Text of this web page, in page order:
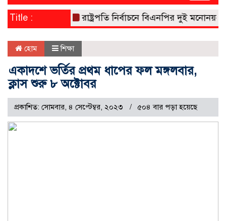
Title : রাষ্ট্রপতি নির্বাচনে বিএনপির দুই
হোম শিক্ষা
একাদশে ভর্তির প্রথম ধাপের ফল মঙ্গলবার,
ক্লাস শুরু ৮ অক্টোবর
প্রকাশিত: সোমবার, ৪ সেপ্টেম্বর, ২০২৩ ৫০৪ বার পড়া হয়েছে